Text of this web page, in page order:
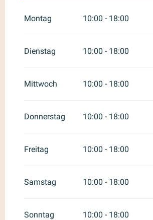
April 2026
Montag 10:00 - 18:00
Dienstag 10:00 - 18:00
Mittwoch 10:00 - 18:00
Donnerstag 10:00 - 18:00
Freitag 10:00 - 18:00
Samstag 10:00 - 18:00
Sonntag 10:00 - 18:00